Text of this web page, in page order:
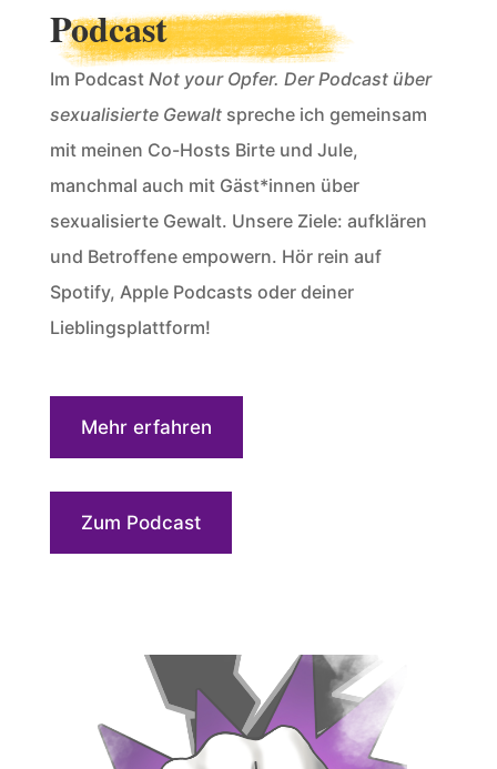
Podcast
Im Podcast Not your Opfer. Der Podcast über
sexualisierte Gewaltspreche ich gemeinsam
mit meinen Co-Hosts Birte und Jule,
manchmal auch mit Gäst*innen über
sexualisierte Gewalt. Unsere Ziele: aufklären
und Betroffene empowern. Hör rein auf
Spotify, Apple Podcasts oder deiner
Lieblingsplattform!
Mehr erfahren
Zum Podcast